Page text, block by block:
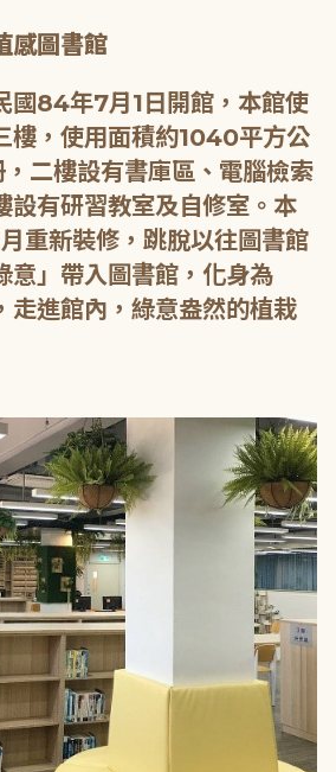
感圖書館
國84年7月1日開館，本館使
樓，使用面積約1040平方公
二樓設有書庫區、電腦檢索
設有研習教室及自修室。本
重新裝修，跳脫以往圖書館
意」帶入圖書館，化身為
走進館內，綠意盎然的植栽